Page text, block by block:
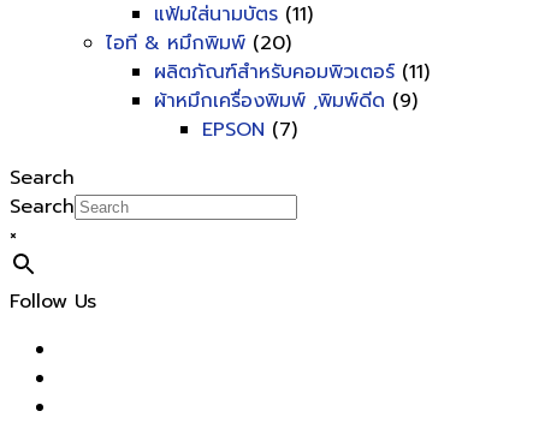
แฟ้มใส่นามบัตร (11)
ไอที & หมึกพิมพ์ (20)
ผลิตภัณฑ์สำหรับคอมพิวเตอร์ (11)
ผ้าหมึกเครื่องพิมพ์ ,พิมพ์ดีด (9)
EPSON (7)
Search
Search
×
Follow Us